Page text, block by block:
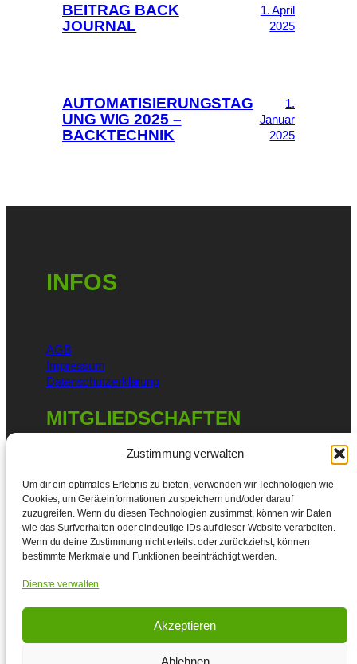
Zustimmung verwalten
Um dir ein optimales Erlebnis zu bieten, verwenden wir Technologien wie
Cookies, um Geräteinformationen zu speichern und/oder darauf
zuzugreifen. Wenn du diesen Technologien zustimmst, können wir Daten
wie das Surfverhalten oder eindeutige IDs auf dieser Website verarbeiten.
Wenn du deine Zustimmung nicht erteilst oder zurückziehst, können
bestimmte Merkmale und Funktionen beeinträchtigt werden.
Dienste verwalten
Akzeptieren
Ablehnen
BEITRAG BACK
JOURNAL
1. April
2025
AUTOMATISIERUNGSTAG
UNG WIG 2025 –
BACKTECHNIK
1.
Januar
2025
INFOS
AGB
Impressum
Datenschutzerklärung
MITGLIEDSCHAFTEN
HÜBNERENERGIE